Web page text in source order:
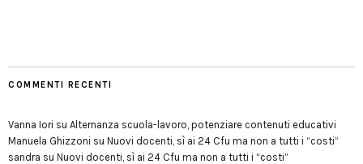
COMMENTI RECENTI
Vanna Iori su Alternanza scuola-lavoro, potenziare contenuti educativi
Manuela Ghizzoni su Nuovi docenti, sì ai 24 Cfu ma non a tutti i “costi”
sandra su Nuovi docenti, sì ai 24 Cfu ma non a tutti i “costi”